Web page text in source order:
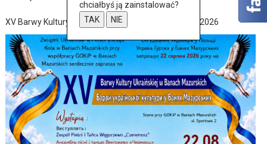
XV Barwy Kultury Ukraińskiej w Baniach Mazurskich 2026
chciałbyś ją zainstalować?
TAK
NIE